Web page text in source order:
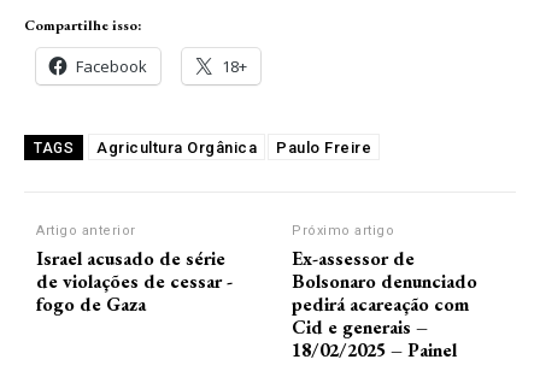
Compartilhe isso:
Facebook 18+
TAGS Agricultura Orgânica Paulo Freire
Artigo anterior
Israel acusado de série
de violações de cessar -
fogo de Gaza
Próximo artigo
Ex-assessor de
Bolsonaro denunciado
pedirá acareação com
Cid e generais –
18/02/2025 – Painel